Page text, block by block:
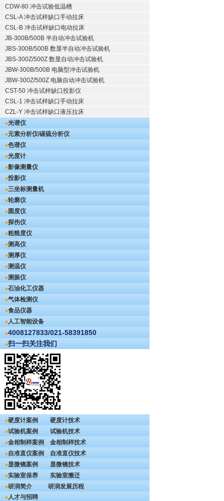
CDW-80 冲击试验低温槽
CSL-A 冲击试样缺口手动拉床
CSL-B 冲击试样缺口电动拉床
JB-300B/500B 半自动冲击试验机
JBS-300B/500B 数显半自动冲击试验机
JBS-300Z/500Z 数显自动冲击试验机
JBW-300B/500B 电脑型冲击试验机
JBW-300Z/500Z 电脑自动冲击试验机
CST-50 冲击试样缺口投影仪
CSL-1 冲击试样缺口手动拉床
CZL-Y 冲击试样缺口液压拉床
光谱仪
元素分析仪/碳硫分析仪
色谱仪
光度计
影像测量仪
投影仪
三坐标测量机
轮廓仪
圆度仪
探伤仪
粗糙度仪
测高仪
测厚仪
测温仪
测振仪
石油化工仪器
气体检测仪
食品仪器
人工智能设备
4008127833/021-58391850
扫一扫关注我们
硬度计案例
硬度计技术
试验机案例
试验机技术
金相制样案例
金相制样技术
自准直仪案例
自准直仪技术
显微镜案例
显微镜技术
实验室保养
实验室搬迁
研润简介
研润发展历程
人才与招聘